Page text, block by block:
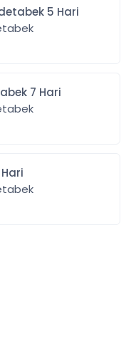
5 Hari
7 Hari
Hari